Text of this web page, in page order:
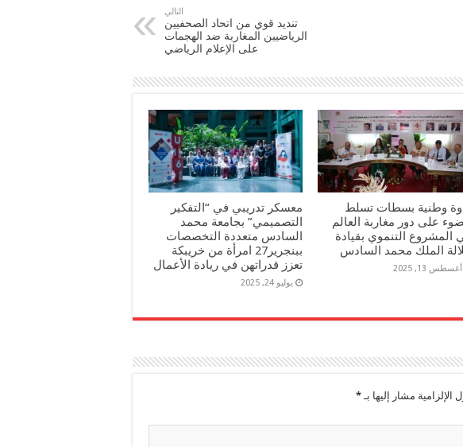
التالي
تنديد قوي من اتحاد الصحفيين
الرياضيين المغاربة ضد الهجمات
على الإعلام الرياضي
وطنية بسطات تسلط
على دور مغاربة العالم
المشروع التنموي بقيادة
الملك محمد السادس
أغسطس 13, 2025
معسكر تدريبي في “التفكير
التصميمي” بجامعة محمد
السادس متعددة التخصصات
ببنجرير27 امرأة من خريبكة
تعزز قدراتهن في ريادة الأعمال
يوليو 24, 2025
الإلزامية مشار إليها بـ *